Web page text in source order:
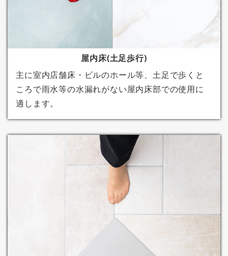
屋内床(土足歩行)
主に室内店舗床・ビルのホール等、土足で歩くと
ころで雨水等の水漏れがない屋内床部での使用に
適します。